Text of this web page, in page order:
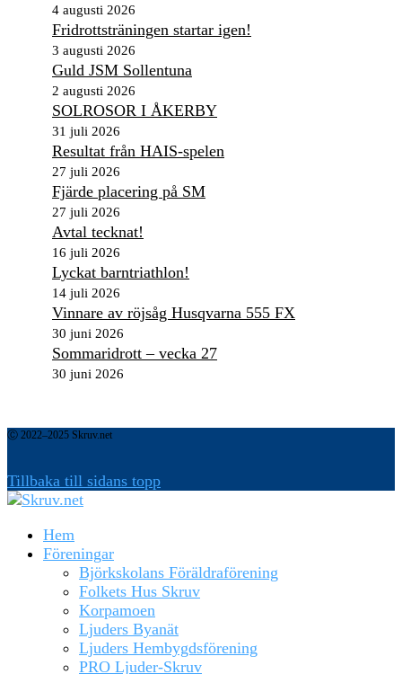
4 augusti 2026
Fridrottsträningen startar igen!
3 augusti 2026
Guld JSM Sollentuna
2 augusti 2026
SOLROSOR I ÅKERBY
31 juli 2026
Resultat från HAIS-spelen
27 juli 2026
Fjärde placering på SM
27 juli 2026
Avtal tecknat!
16 juli 2026
Lyckat barntriathlon!
14 juli 2026
Vinnare av röjsåg Husqvarna 555 FX
30 juni 2026
Sommaridrott – vecka 27
30 juni 2026
Ⓒ 2022–2025 Skruv.net
Tillbaka till sidans topp
Hem
Föreningar
Björkskolans Föräldraförening
Folkets Hus Skruv
Korpamoen
Ljuders Byanät
Ljuders Hembygdsförening
PRO Ljuder-Skruv